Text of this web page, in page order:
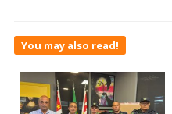
You may also read!